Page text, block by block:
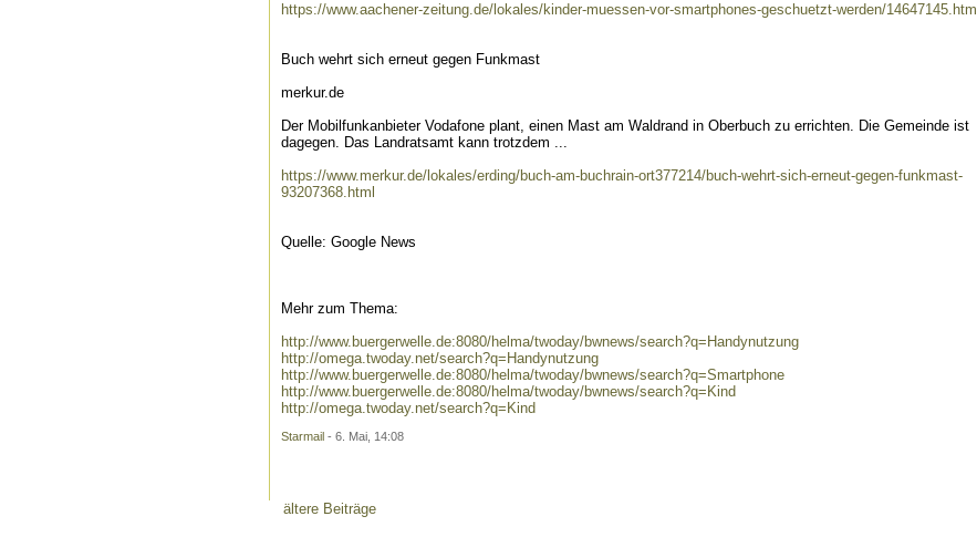
https://www.aachener-zeitung.de/lokales/kinder-muessen-vor-smartphones-geschuetzt-werden/14647145.html
Buch wehrt sich erneut gegen Funkmast
merkur.de
Der Mobilfunkanbieter Vodafone plant, einen Mast am Waldrand in Oberbuch zu errichten. Die Gemeinde ist
dagegen. Das Landratsamt kann trotzdem ...
https://www.merkur.de/lokales/erding/buch-am-buchrain-ort377214/buch-wehrt-sich-erneut-gegen-funkmast-
93207368.html
Quelle: Google News
Mehr zum Thema:
http://www.buergerwelle.de:8080/helma/twoday/bwnews/search?q=Handynutzung
http://omega.twoday.net/search?q=Handynutzung
http://www.buergerwelle.de:8080/helma/twoday/bwnews/search?q=Smartphone
http://www.buergerwelle.de:8080/helma/twoday/bwnews/search?q=Kind
http://omega.twoday.net/search?q=Kind
Starmail - 6. Mai, 14:08
ältere Beiträge